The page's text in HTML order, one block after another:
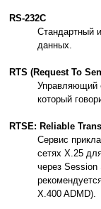
RS-232C
Стандартный
данных.
RTS (Request To
Управляющий
который
RTSE: Reliable
Сервис
сетях X.25
через Session
X.400 ADMD).